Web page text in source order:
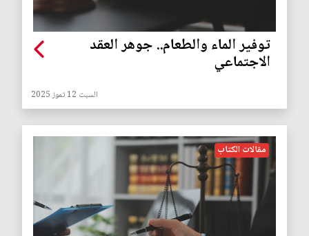
توفير الماء والطعام.. جوهر العقد
الاجتماعي
السبت 12 تموز 2025
مقالات الكتاب